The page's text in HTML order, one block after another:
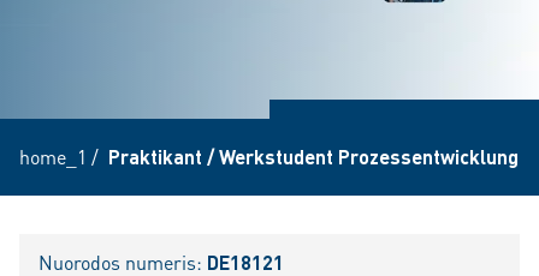
home_1 / Praktikant / Werkstudent Prozessentwicklung
Nuorodos numeris: DE18121